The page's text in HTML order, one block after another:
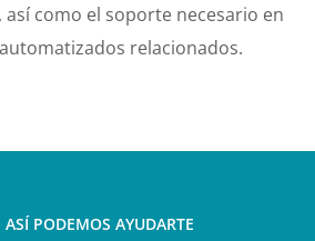
así como el soporte necesario en
automatizados relacionados.
ASÍ PODEMOS AYUDARTE